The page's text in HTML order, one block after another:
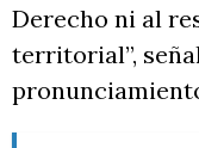
Derecho ni al
territorial”,